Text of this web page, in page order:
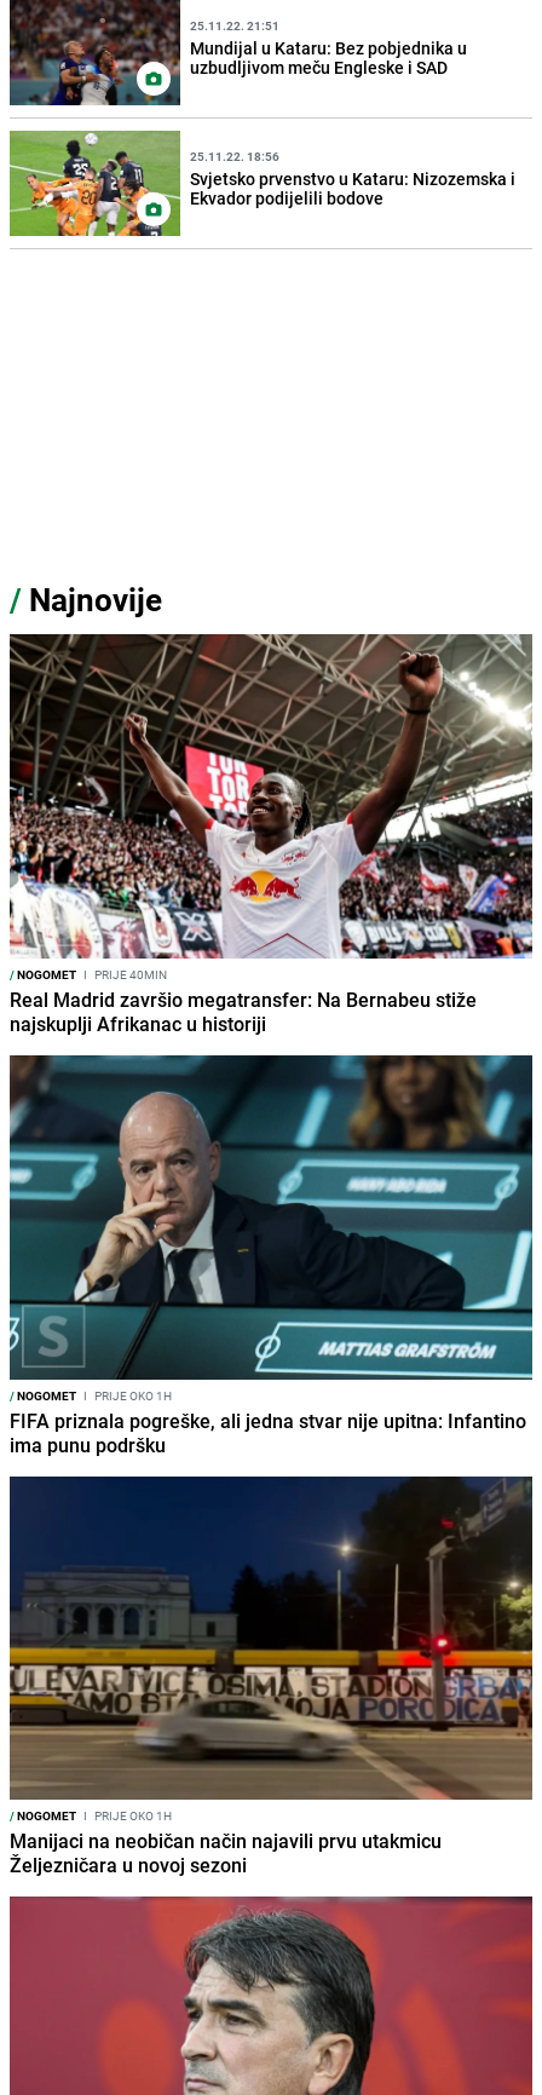
25.11.22. 21:51
Mundijal u Kataru: Bez pobjednika u
uzbudljivom meču Engleske i SAD
25.11.22. 18:56
Svjetsko prvenstvo u Kataru: Nizozemska i
Ekvador podijelili bodove
/ Najnovije
/NOGOMET I PRIJE 40MIN
Real Madrid završio megatransfer: Na Bernabeu stiže
najskuplji Afrikanac u historiji
/NOGOMET I PRIJE OKO 1H
FIFA priznala pogreške, ali jedna stvar nije upitna: Infantino
ima punu podršku
/NOGOMET I PRIJE OKO 1H
Manijaci na neobičan način najavili prvu utakmicu
Željezničara u novoj sezoni